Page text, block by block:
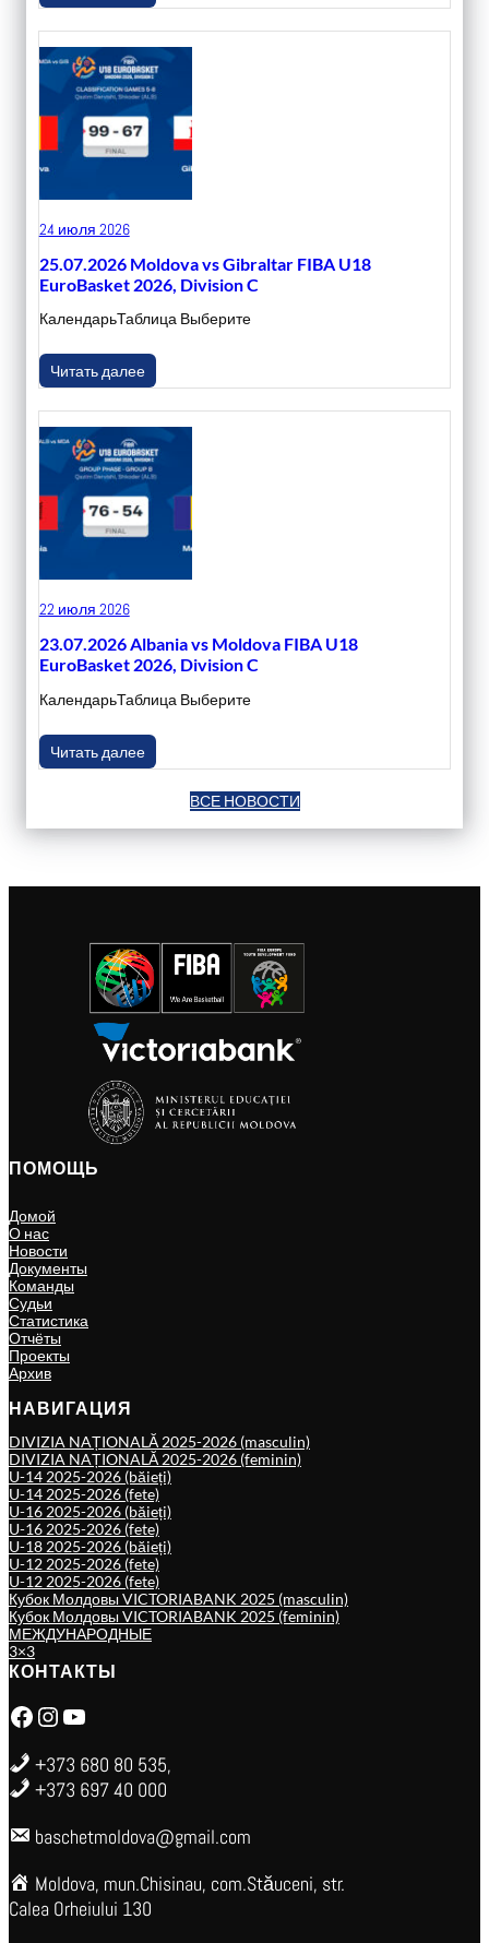
24 июля 2026
25.07.2026 Moldova vs Gibraltar FIBA U18
EuroBasket 2026, Division C
КалендарьТаблица Выберите
Читать далее
22 июля 2026
23.07.2026 Albania vs Moldova FIBA U18
EuroBasket 2026, Division C
КалендарьТаблица Выберите
Читать далее
ВСЕ НОВОСТИ
ПОМОЩЬ
Домой
О нас
Новости
Документы
Команды
Судьи
Статистика
Отчёты
Проекты
Архив
НАВИГАЦИЯ
DIVIZIA NAȚIONALĂ 2025-2026 (masculin)
DIVIZIA NAȚIONALĂ 2025-2026 (feminin)
U-14 2025-2026 (băieți)
U-14 2025-2026 (fete)
U-16 2025-2026 (băieți)
U-16 2025-2026 (fete)
U-18 2025-2026 (băieți)
U-12 2025-2026 (fete)
U-12 2025-2026 (fete)
Кубок Молдовы VICTORIABANK 2025 (masculin)
Кубок Молдовы VICTORIABANK 2025 (feminin)
МЕЖДУНАРОДНЫЕ
3×3
КОНТАКТЫ
Facebook Instagram YouTube
+373 680 80 535,
+373 697 40 000
baschetmoldova@gmail.com
Moldova, mun.Chisinau, com.Stăuceni, str.
Calea Orheiului 130